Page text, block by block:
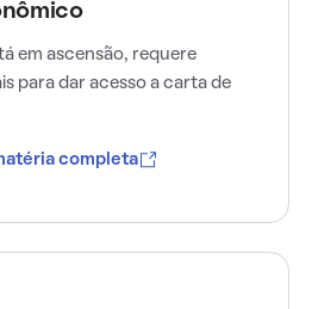
em ascensão, requere
para dar acesso a carta de
completa